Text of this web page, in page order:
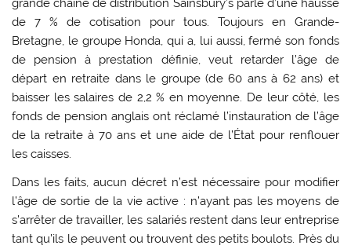
grande chaîne de distribution Sainsbury’s parle d’une hausse
de 7 % de cotisation pour tous. Toujours en Grande-
Bretagne, le groupe Honda, qui a, lui aussi, fermé son fonds
de pension à prestation définie, veut retarder l’âge de
départ en retraite dans le groupe (de 60 ans à 62 ans) et
baisser les salaires de 2,2 % en moyenne. De leur côté, les
fonds de pension anglais ont réclamé l’instauration de l’âge
de la retraite à 70 ans et une aide de l’État pour renflouer
les caisses.
Dans les faits, aucun décret n’est nécessaire pour modifier
l’âge de sortie de la vie active : n’ayant pas les moyens de
s’arrêter de travailler, les salariés restent dans leur entreprise
tant qu’ils le peuvent ou trouvent des petits boulots. Près du